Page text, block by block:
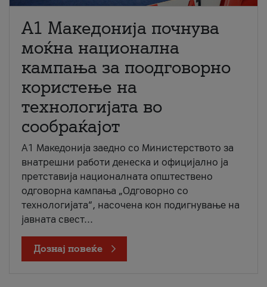
A1 Македонија почнува
моќна национална
кампања за поодговорно
користење на
технологијата во
сообраќајот
A1 Македонија заедно со Министерството за
внатрешни работи денеска и официјално ја
претставија националната општествено
одговорна кампања „Одговорно со
технологијата“, насочена кон подигнување на
јавната свест...
Дознај повеќе